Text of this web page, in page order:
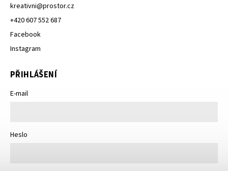
kreativni@prostor.cz
+420 607 552 687
Facebook
Instagram
PŘIHLÁŠENÍ
E-mail
Heslo